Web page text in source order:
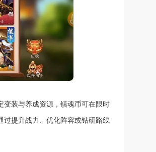
变装与养成资源，镇魂币可在限时
过提升战力、优化阵容或钻研路线